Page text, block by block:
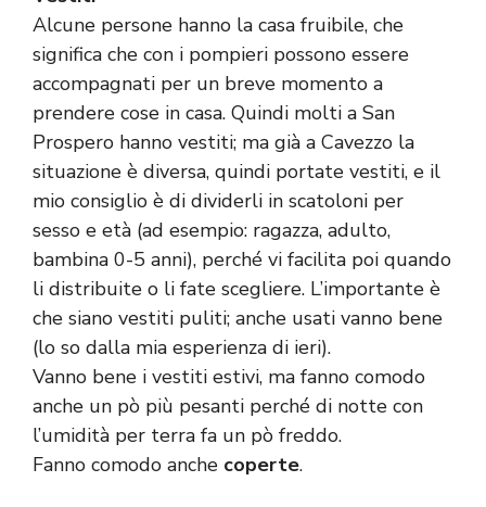
Alcune persone hanno la casa fruibile, che
significa che con i pompieri possono essere
accompagnati per un breve momento a
prendere cose in casa. Quindi molti a San
Prospero hanno vestiti; ma già a Cavezzo la
situazione è diversa, quindi portate vestiti, e il
mio consiglio è di dividerli in scatoloni per
sesso e età (ad esempio: ragazza, adulto,
bambina 0-5 anni), perché vi facilita poi quando
li distribuite o li fate scegliere. L’importante è
che siano vestiti puliti; anche usati vanno bene
(lo so dalla mia esperienza di ieri).
Vanno bene i vestiti estivi, ma fanno comodo
anche un pò più pesanti perché di notte con
l’umidità per terra fa un pò freddo.
Fanno comodo anche coperte.